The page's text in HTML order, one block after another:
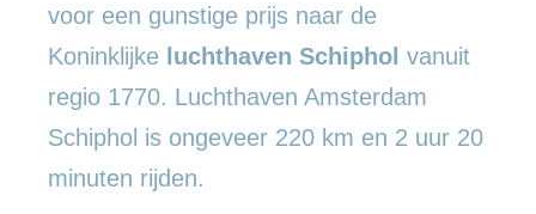
voor een gunstige prijs naar de
Koninklijke luchthaven Schiphol vanuit
regio 1770. Luchthaven Amsterdam
Schiphol is ongeveer 220 km en 2 uur 20
minuten rijden.